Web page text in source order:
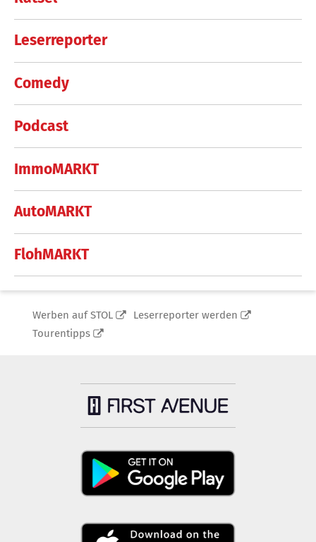
Leserreporter
Comedy
Podcast
ImmoMARKT
AutoMARKT
FlohMARKT
Werben auf STOL
Leserreporter werden
Tourentipps